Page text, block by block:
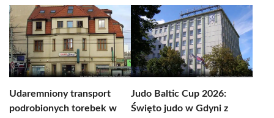
Udaremniony transport
podrobionych torebek w
Judo Baltic Cup 2026:
Święto judo w Gdyni z